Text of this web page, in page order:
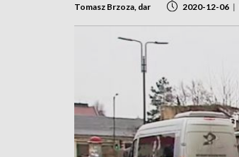
Tomasz Brzoza, dar 2020-12-06 |